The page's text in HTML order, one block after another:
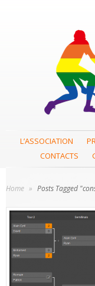
L’ASSOCIATION
CONTACTS
Home » Posts Tagged